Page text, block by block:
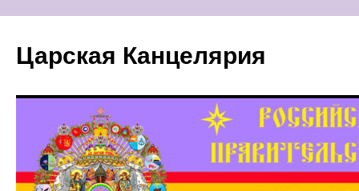
Царская Канцелярия